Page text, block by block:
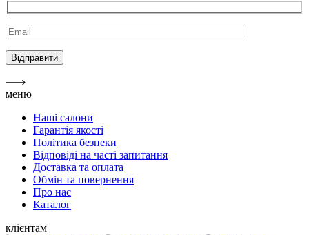
меню
Наші салони
Гарантія якості
Політика безпеки
Відповіді на часті запитання
Доставка та оплата
Обмін та повернення
Про нас
Каталог
клієнтам